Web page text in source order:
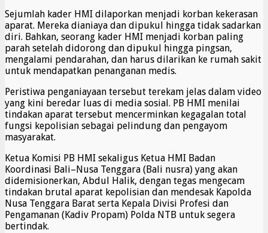
Sejumlah kader HMI dilaporkan menjadi korban kekerasan
aparat. Mereka dianiaya dan dipukul hingga tidak sadarkan
diri. Bahkan, seorang kader HMI menjadi korban paling
parah setelah didorong dan dipukul hingga pingsan,
mengalami pendarahan, dan harus dilarikan ke rumah sakit
untuk mendapatkan penanganan medis.
Peristiwa penganiayaan tersebut terekam jelas dalam video
yang kini beredar luas di media sosial. PB HMI menilai
tindakan aparat tersebut mencerminkan kegagalan total
fungsi kepolisian sebagai pelindung dan pengayom
masyarakat.
Ketua Komisi PB HMI sekaligus Ketua HMI Badan
Koordinasi Bali–Nusa Tenggara (Bali nusra) yang akan
didemisionerkan, Abdul Halik, dengan tegas mengecam
tindakan brutal aparat kepolisian dan mendesak Kapolda
Nusa Tenggara Barat serta Kepala Divisi Profesi dan
Pengamanan (Kadiv Propam) Polda NTB untuk segera
bertindak.